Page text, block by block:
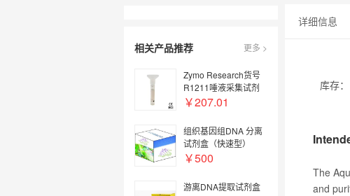
相关产品推荐 更多 >
Zymo Research货号
R1211唾液采集试剂
盒DNA/RNA Shield
生物13611631389
￥207.01
组织基因组DNA 分离
试剂盒（快速型）
￥500
游离DNA提取试剂盒
详细信息
库存：
The
and